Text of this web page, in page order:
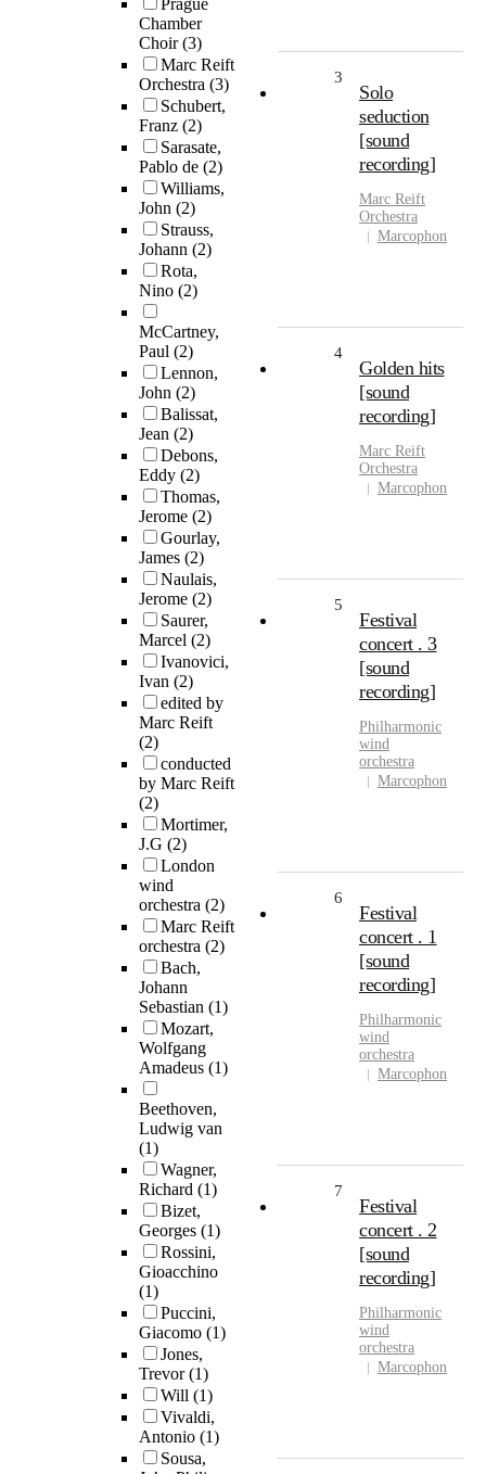
Prague
Chamber
Choir(3)
Marc Reift
Orchestra (3)
Schubert,
Franz (2)
Sarasate,
Pablo de (2)
Williams,
John (2)
Strauss,
Johann (2)
Rota,
Nino (2)
McCartney,
Paul (2)
Lennon,
John (2)
Balissat,
Jean (2)
Debons,
Eddy (2)
Thomas,
Jerome (2)
Gourlay,
James (2)
Naulais,
Jerome (2)
Saurer,
Marcel (2)
Ivanovici,
Ivan (2)
edited by
Marc Reift
(2)
conducted
by Marc Reift
(2)
Mortimer,
J.G (2)
London
wind
orchestra (2)
Marc Reift
orchestra (2)
Bach,
Johann
Sebastian (1)
Mozart,
Wolfgang
Amadeus (1)
Beethoven,
Ludwig van
(1)
Wagner,
Richard (1)
Bizet,
Georges (1)
Rossini,
Gioacchino
(1)
Puccini,
Giacomo (1)
Jones,
Trevor(1)
Will (1)
Vivaldi,
Antonio (1)
Sousa,
3
Solo
seduction
[sound
recording]
Marc Reift
Orchestra
Marcophon
4
Golden hits
[sound
recording]
Marc Reift
Orchestra
Marcophon
5
Festival
concert . 3
[sound
recording]
Philharmonic
wind
orchestra
Marcophon
6
Festival
concert . 1
[sound
recording]
Philharmonic
wind
orchestra
Marcophon
7
Festival
concert . 2
[sound
recording]
Philharmonic
wind
orchestra
Marcophon